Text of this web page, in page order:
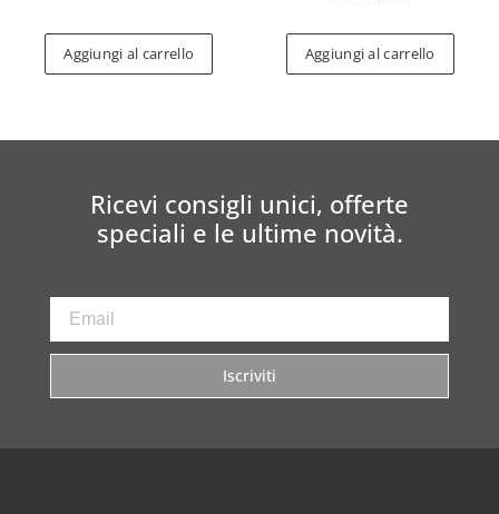
Aggiungi al carrello Aggiungi al carrello
Ricevi consigli unici, offerte
speciali e le ultime novità.
Iscriviti